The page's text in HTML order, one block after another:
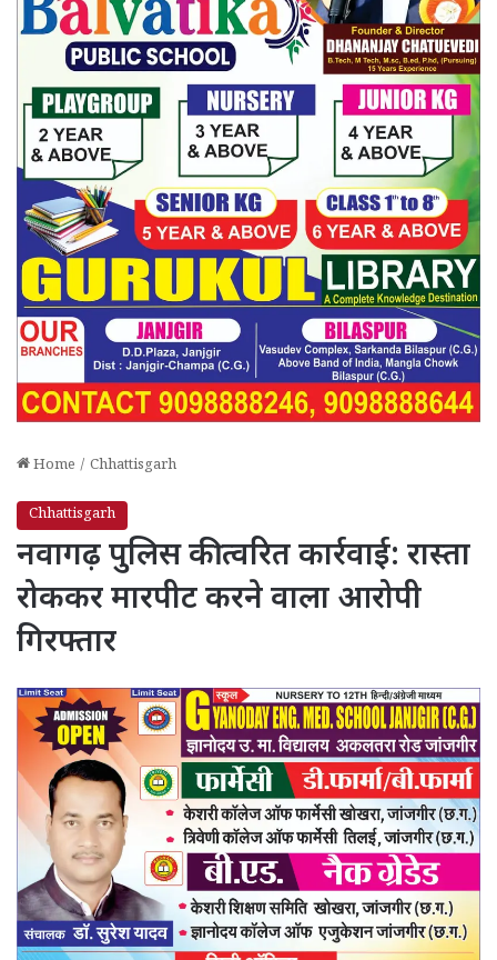
Home / Chhattisgarh
Chhattisgarh
नवागढ़ पुलिस की त्वरित कार्रवाई: रास्ता
रोककर मारपीट करने वाला आरोपी
गिरफ्तार